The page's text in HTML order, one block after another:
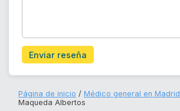
Enviar reseña
Página de inicio Médico general en Madrid
Maqueda Albertos